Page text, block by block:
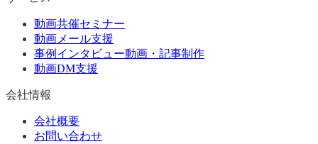
動画共催セミナー
動画メール支援
事例インタビュー動画・記事制作
動画DM支援
会社情報
会社概要
お問い合わせ